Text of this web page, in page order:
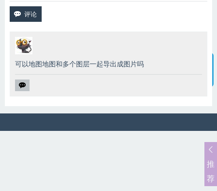
可以地图地图和多个图层一起导出成图片吗